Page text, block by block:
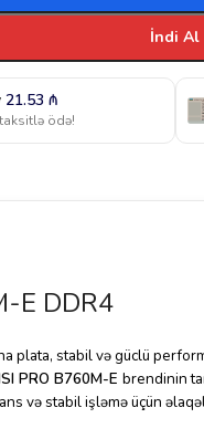
İndi Al
21.53₼
ödə!
E DDR4
plata, stabil və güclü
PRO B760M-E brendinin
və stabil işləmə üçün